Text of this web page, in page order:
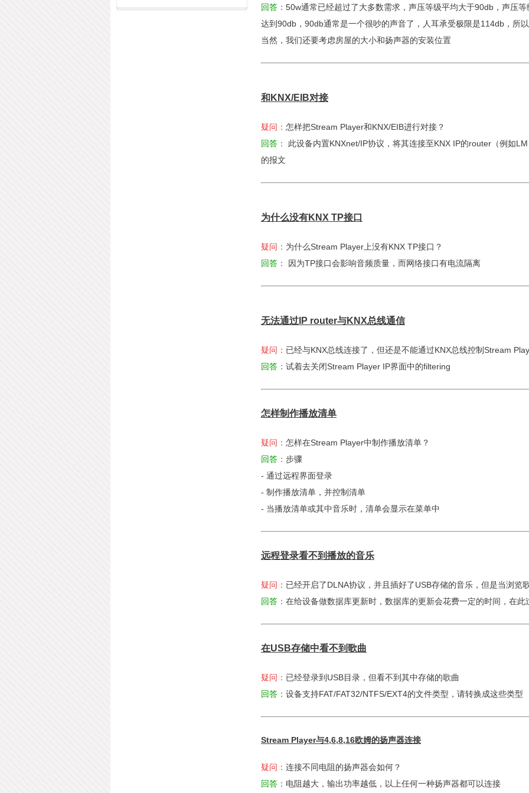
回答： 50w通常已经超过了大多数需求，声压等级平均大于90db，声压
达到90db，90db通常是一个很吵的声音了，人耳承受极限是114db，所
当然，我们还要考虑房屋的大小和扬声器的安装位置
和 KNX/EIB对接
疑问： 怎样把Stream Player和KNX/EIB进行对接？
回答：
此设备内置KNXnet/IP协议，将其连接至KNX IP的router（例如
的报文
为什么没有KNX TP接口
疑问： 为什么Stream Player上没有KNX TP接口？
回答：
因为TP接口会影响音频质量，而网络接口有电流隔离
无法通过 IP router与KNX总线通信
疑问： 已经与KNX总线连接了，但还是不能通过KNX总线控制Stream
回答： 试着去关闭Stream Player IP界面中的filtering
怎样制作播放清单
疑问： 怎样在Stream Player中制作播放清单？
回答： 步骤
- 通过远程界面登录
- 制作播放清单，并控制清单
- 当播放清单或其中音乐时，清单会显示在菜单中
远程登录看不到播放的音乐
疑问： 已经开启了DLNA协议，并且插好了USB存储的音乐，但是当浏览
回答： 在给设备做数据库更新时，数据库的更新会花费一定的时间，在
在USB存储中看不到歌曲
疑问： 已经登录到USB目录，但看不到其中存储的歌曲
回答： 设备支持FAT/FAT32/NTFS/EXT4的文件类型，请转换成这些类型
Stream Player与4,6,8,16欧姆的扬声器连接
疑问： 连接不同电阻的扬声器会如何？
回答： 电阻越大，输出功率越低，以上任何一种扬声器都可以连接